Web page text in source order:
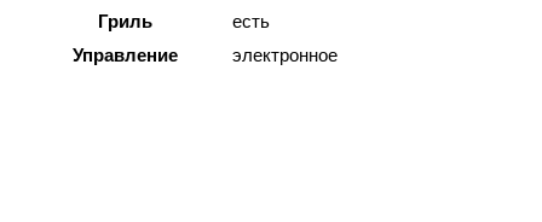
Гриль
есть
Управление
электронное